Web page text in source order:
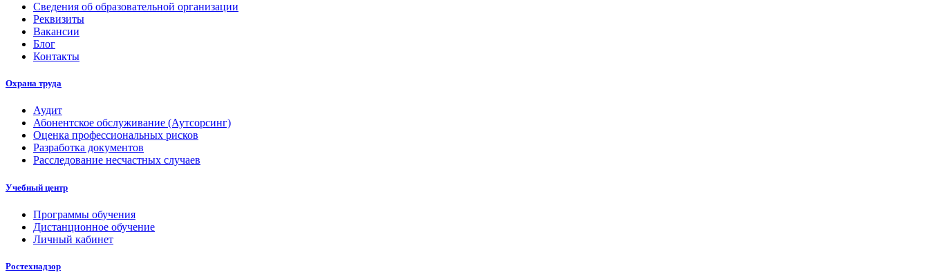
Сведения об образовательной организации
Реквизиты
Вакансии
Блог
Контакты
Охрана труда
Аудит
Абонентское обслуживание (Аутсорсинг)
Оценка профессиональных рисков
Разработка документов
Расследование несчастных случаев
Учебный центр
Программы обучения
Дистанционное обучение
Личный кабинет
Ростехнадзор